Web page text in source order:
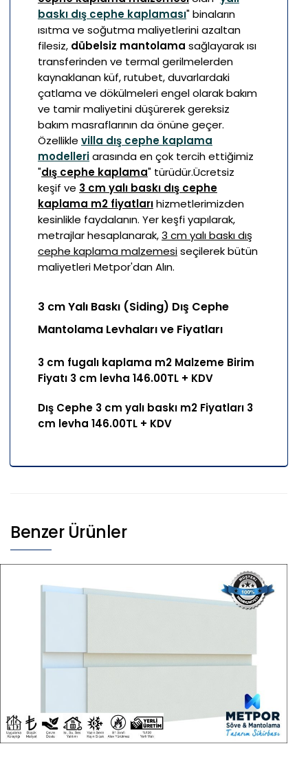
baskı dış cephe kaplaması"binaların
ısıtma ve soğutma maliyetlerini azaltan
filesiz, dübelsiz mantolama sağlayarak ısı
transferinden ve termal gerilmelerden
kaynaklanan küf, rutubet, duvarlardaki
çatlama ve dökülmeleri engel olarak bakım
ve tamir maliyetini düşürerek gereksiz
bakım masraflarının da önüne geçer.
Özellikle villa dış cephe kaplama
modelleriarasında en çok tercih ettiğimiz
"dış cephe kaplama" türüdür.Ücretsiz
keşif ve 3 cm yalı baskı dış cephe
kaplama m2 fiyatlarıhizmetlerimizden
kesinlikle faydalanın. Yer keşfi yapılarak,
metrajlar hesaplanarak,3 cm yalı baskı dış
cephe kaplama malzemesiseçilerek bütün
maliyetleri Metpor'dan Alın.
3 cm Yalı Baskı (Siding) Dış Cephe
Mantolama Levhaları ve Fiyatları
3 cm fugalı kaplama m2 Malzeme Birim
Fiyatı 3 cm levha 146.00TL + KDV
Dış Cephe 3 cm yalı baskı m2 Fiyatları 3
cm levha 146.00TL + KDV
Benzer Ürünler